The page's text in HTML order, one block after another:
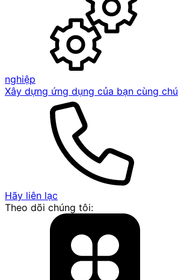
nghiệp
Xây dựng ứng dụng của bạn cùng
Hãy liên lạc
Theo dõi chúng tôi: